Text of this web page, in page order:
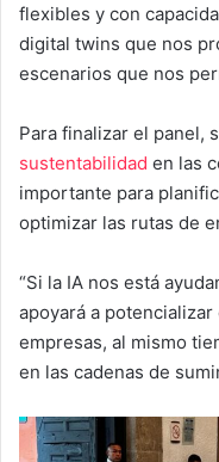
flexibles y con
digital twins que nos
escenarios que nos
Para finalizar el panel,
sustentabilidad en las
importante para
optimizar las rutas de
“Si la IA nos está
apoyará a
empresas, al mismo
en las cadenas de